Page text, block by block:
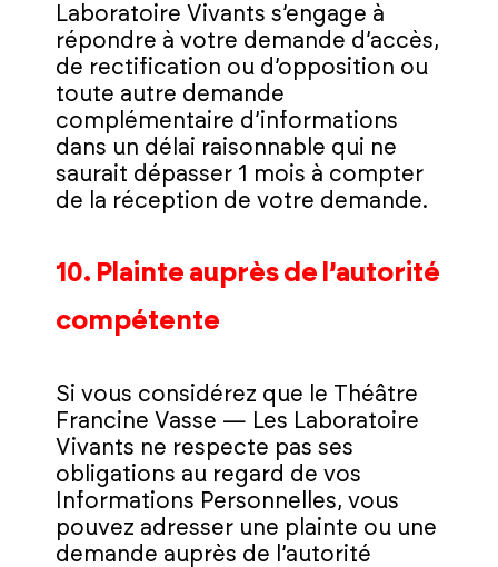
Laboratoire Vivants s’engage à
répondre à votre demande d’accès,
de rectification ou d’opposition ou
toute autre demande
complémentaire d’informations
dans un délai raisonnable qui ne
saurait dépasser 1 mois à compter
de la réception de votre demande.
10. Plainte auprès de l’autorité
compétente
Si vous considérez que le Théâtre
Francine Vasse — Les Laboratoire
Vivants ne respecte pas ses
obligations au regard de vos
Informations Personnelles, vous
pouvez adresser une plainte ou une
demande auprès de l’autorité